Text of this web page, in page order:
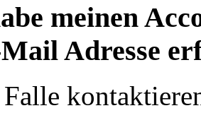
meinen
Adresse